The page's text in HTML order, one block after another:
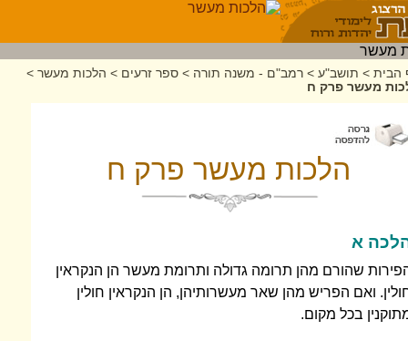
הבית > תושב"ע > רמב"ם - משנה תורה > ספר זרעים > הלכות מעשר >
מעשר פרק ח
הלכות מעשר פרק ח
א
שהורם מהן תרומה גדולה ותרומת מעשר הן הנקראין
ואם הפריש מהן שאר מעשרותיהן, הן הנקראין חולין
בכל מקום.